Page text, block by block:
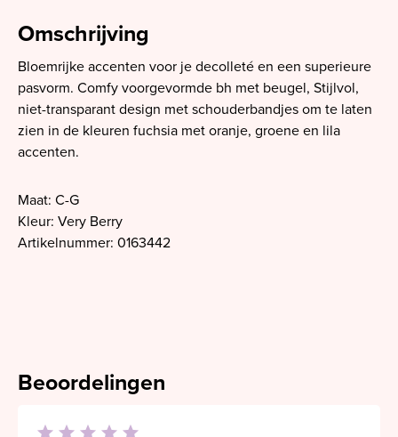
Omschrijving
Bloemrijke accenten voor je decolleté en een superieure
pasvorm. Comfy voorgevormde bh met beugel, Stijlvol,
niet-transparant design met schouderbandjes om te laten
zien in de kleuren fuchsia met oranje, groene en lila
accenten.
Maat: C-G
Kleur: Very Berry
Artikelnummer: 0163442
Beoordelingen